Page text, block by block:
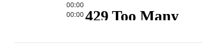
00:00
00:00